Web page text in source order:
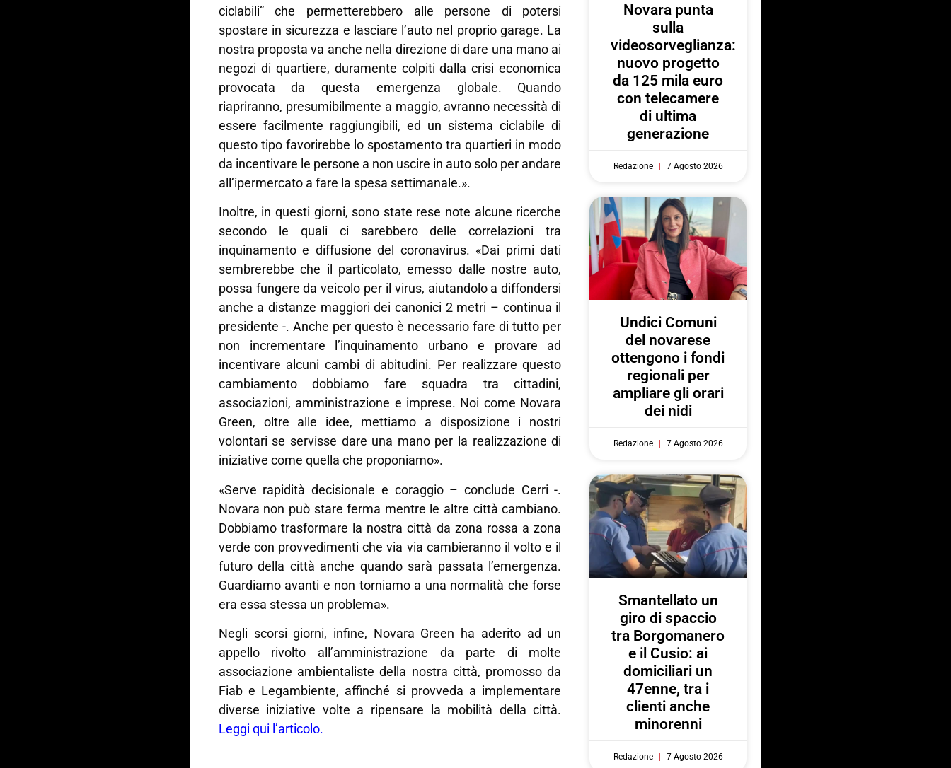
ciclabili” che permetterebbero alle persone di potersi
spostare in sicurezza e lasciare l’auto nel proprio garage. La
nostra proposta va anche nella direzione di dare una mano ai
negozi di quartiere, duramente colpiti dalla crisi economica
provocata da questa emergenza globale. Quando
riapriranno, presumibilmente a maggio, avranno necessità di
essere facilmente raggiungibili, ed un sistema ciclabile di
questo tipo favorirebbe lo spostamento tra quartieri in modo
da incentivare le persone a non uscire in auto solo per andare
all’ipermercato a fare la spesa settimanale.».
Inoltre, in questi giorni, sono state rese note alcune ricerche
secondo le quali ci sarebbero delle correlazioni tra
inquinamento e diffusione del coronavirus. «Dai primi dati
sembrerebbe che il particolato, emesso dalle nostre auto,
possa fungere da veicolo per il virus, aiutandolo a diffondersi
anche a distanze maggiori dei canonici 2 metri – continua il
presidente -. Anche per questo è necessario fare di tutto per
non incrementare l’inquinamento urbano e provare ad
incentivare alcuni cambi di abitudini. Per realizzare questo
cambiamento dobbiamo fare squadra tra cittadini,
associazioni, amministrazione e imprese. Noi come Novara
Green, oltre alle idee, mettiamo a disposizione i nostri
volontari se servisse dare una mano per la realizzazione di
iniziative come quella che proponiamo».
«Serve rapidità decisionale e coraggio – conclude Cerri -.
Novara non può stare ferma mentre le altre città cambiano.
Dobbiamo trasformare la nostra città da zona rossa a zona
verde con provvedimenti che via via cambieranno il volto e il
futuro della città anche quando sarà passata l’emergenza.
Guardiamo avanti e non torniamo a una normalità che forse
era essa stessa un problema».
Negli scorsi giorni, infine, Novara Green ha aderito ad un
appello rivolto all’amministrazione da parte di molte
associazione ambientaliste della nostra città, promosso da
Fiab e Legambiente, affinché si provveda a implementare
diverse iniziative volte a ripensare la mobilità della città.
Leggi qui l’articolo.
Novara punta
sulla
videosorveglianza:
nuovo progetto
da 125 mila euro
con telecamere
di ultima
generazione
Redazione 7 Agosto 2026
Undici Comuni
del novarese
ottengono i fondi
regionali per
ampliare gli orari
dei nidi
Redazione 7 Agosto 2026
Smantellato un
giro di spaccio
tra Borgomanero
e il Cusio: ai
domiciliari un
47enne, tra i
clienti anche
minorenni
Redazione 7 Agosto 2026